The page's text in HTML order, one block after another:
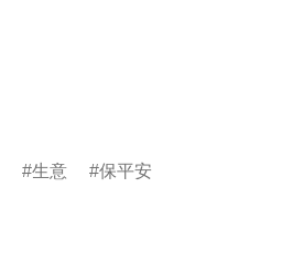
生意
保平安